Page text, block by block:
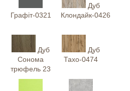
Графіт-0321
Дуб
Клондайк-0426
Дуб
Сонома
трюфель 23
Дуб
Тахо-0474